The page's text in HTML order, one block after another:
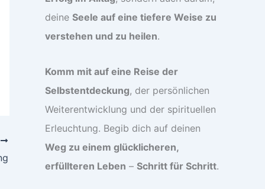
deine Seele auf eine tiefere Weise zu
verstehen und zu heilen.
Komm mit auf eine Reise der
Selbstentdeckung, der persönlichen
Weiterentwicklung und der spirituellen
Erleuchtung. Begib dich auf deinen
Weg zu einem glücklicheren,
erfüllteren Leben – Schritt für Schritt.